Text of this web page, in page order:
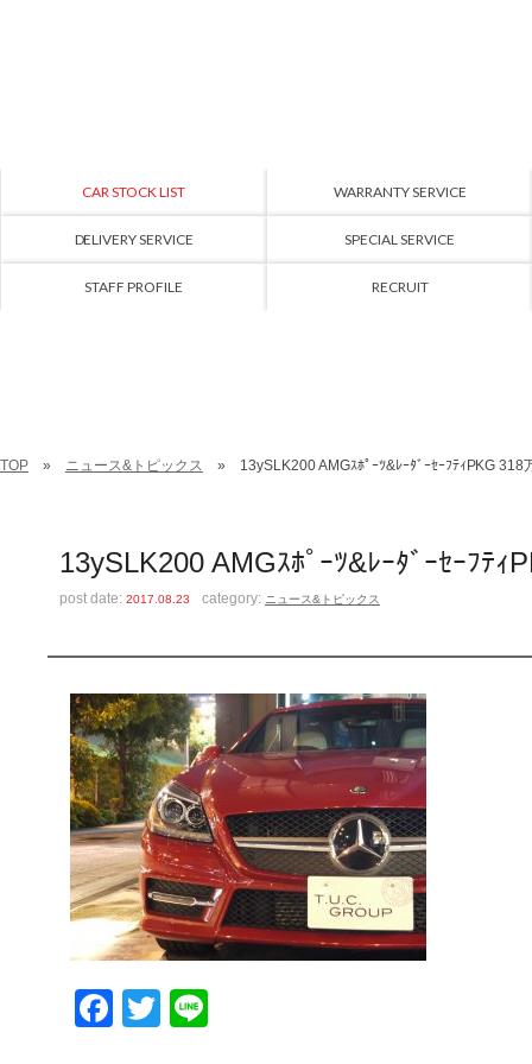
CAR STOCK LIST WARRANTY SERVICE
DELIVERY SERVICE SPECIAL SERVICE
STAFF PROFILE RECRUIT
TOP ニュース&トピックス 13ySLK200 AMGｽﾎﾟｰﾂ&ﾚｰﾀﾞｰｾｰﾌﾃｨPKG
13ySLK200 AMGｽﾎﾟｰﾂ&ﾚｰﾀﾞｰｾｰﾌﾃ
post date:2017.08.23 category: ニュース&トピックス
Facebook
Twitter